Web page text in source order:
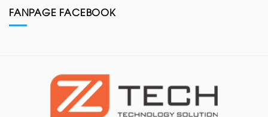
FANPAGE FACEBOOK